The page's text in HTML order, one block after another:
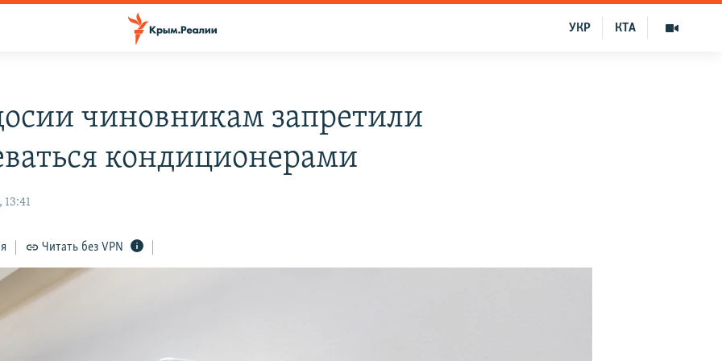
КТА
УКР
чиновникам запретили
кондиционерами
Читать без VPN